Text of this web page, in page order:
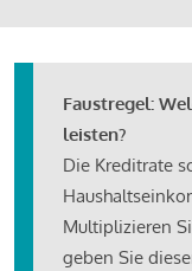
Faustregel:
leisten?
Die Kreditrate
Multiplizieren
geben Sie